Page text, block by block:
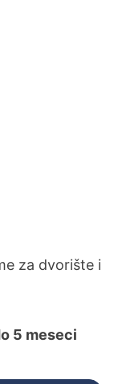
za dvorište i
5 meseci